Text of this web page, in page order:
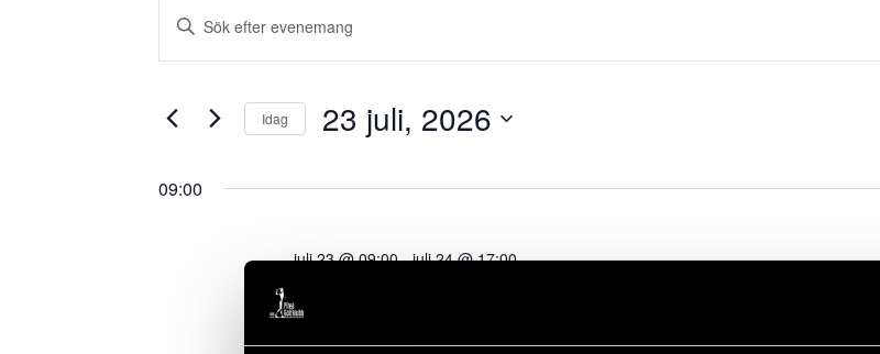
Search
Views
Ange
Evenemang
nyckelord.
Idag 23 juli, 2026
09:00
juli 23 @ 09:00-juli 24 @ 17:00